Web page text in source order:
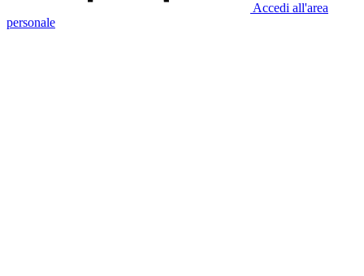
Accedi all'area
personale